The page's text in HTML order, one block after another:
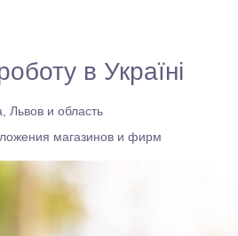
в Україні
Львов и область
магазинов и фирм